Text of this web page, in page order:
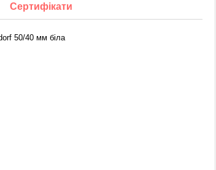
Сертифікати
50/40 мм біла